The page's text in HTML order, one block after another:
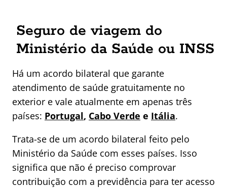
Seguro de viagem do
Ministério da Saúde ou INSS
Há um acordo bilateral que garante
atendimento de saúde gratuitamente no
exterior e vale atualmente em apenas três
países: Portugal, Cabo Verde e Itália.
Trata-se de um acordo bilateral feito pelo
Ministério da Saúde com esses países. Isso
significa que não é preciso comprovar
contribuição com a previdência para ter acesso